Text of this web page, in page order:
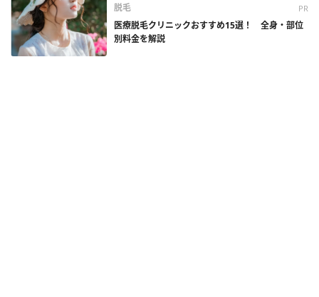
脱毛 PR
医療脱毛クリニックおすすめ15選！ 全身・部位
別料金を解説